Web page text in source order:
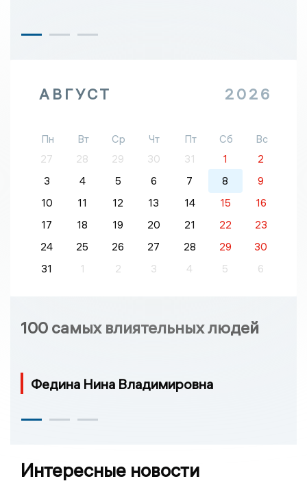
АВГУСТ 2026
Пн Вт Ср Чт Пт Сб
Вс
27
28 29 30 31 1
2
3
4 5 6 7 8
9
10
11 12 13 14 15
16
17
18 19 20 21 22
23
24
25 26 27 28 29
30
31
1 2 3 4 5 6
100 самых влиятельных людей
Федина Нина Владимировна
Интересные новости